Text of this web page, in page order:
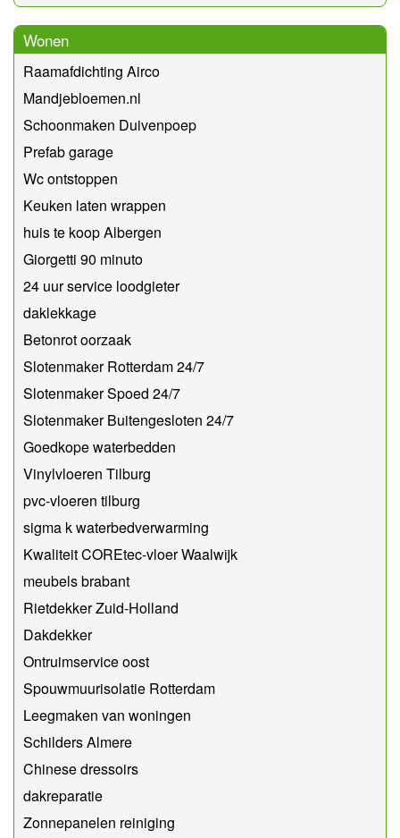
Wonen
Raamafdichting Airco
Mandjebloemen.nl
Schoonmaken Duivenpoep
Prefab garage
Wc ontstoppen
Keuken laten wrappen
huis te koop Albergen
Giorgetti 90 minuto
24 uur service loodgieter
daklekkage
Betonrot oorzaak
Slotenmaker Rotterdam 24/7
Slotenmaker Spoed 24/7
Slotenmaker Buitengesloten 24/7
Goedkope waterbedden
Vinylvloeren Tilburg
pvc-vloeren tilburg
sigma k waterbedverwarming
Kwaliteit COREtec-vloer Waalwijk
meubels brabant
Rietdekker Zuid-Holland
Dakdekker
Ontruimservice oost
Spouwmuurisolatie Rotterdam
Leegmaken van woningen
Schilders Almere
Chinese dressoirs
dakreparatie
Zonnepanelen reiniging